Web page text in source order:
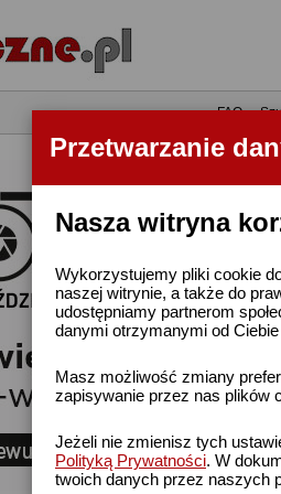
Przetwarzanie
Nasza witryna
Wykorzystujemy pliki cookie
naszej witrynie, a także do
udostępniamy partnerom
danymi otrzymanymi od
Masz możliwość zmiany
zapisywanie przez nas plików
Jeżeli nie zmienisz tych
Polityką Prywatności. W
twoich danych przez naszych
•FAQ•